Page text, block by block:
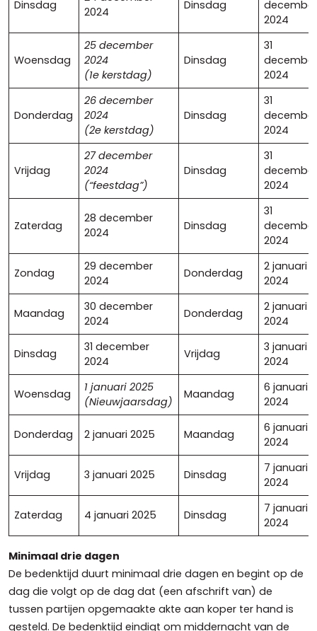
Dinsdag
2024
Dinsdag
2024
Woensdag
25 december
2024
(1e kerstdag)
Dinsdag
31
2024
Donderdag
26 december
2024
(2e kerstdag)
Dinsdag
31
2024
Vrijdag
27 december
2024
(“feestdag”)
Dinsdag
31
2024
Zaterdag
28 december
2024
Dinsdag
31
2024
Zondag
29 december
2024
Donderdag
2 januari
2024
Maandag
30 december
2024
Donderdag
2 januari
2024
Dinsdag
31 december
2024
Vrijdag
3 januari
2024
Woensdag
1 januari 2025
(Nieuwjaarsdag)
Maandag
6 januari
2024
Donderdag 2 januari 2025 Maandag
6 januari
2024
Vrijdag 3 januari 2025 Dinsdag
7 januari
2024
Zaterdag 4 januari 2025 Dinsdag
7 januari
2024
Minimaal drie dagen
De bedenktijd duurt minimaal drie dagen en begint op de
dag die volgt op de dag dat (een afschrift van) de
tussen partijen opgemaakte akte aan koper ter hand is
gesteld. De bedenktijd eindigt om middernacht van de